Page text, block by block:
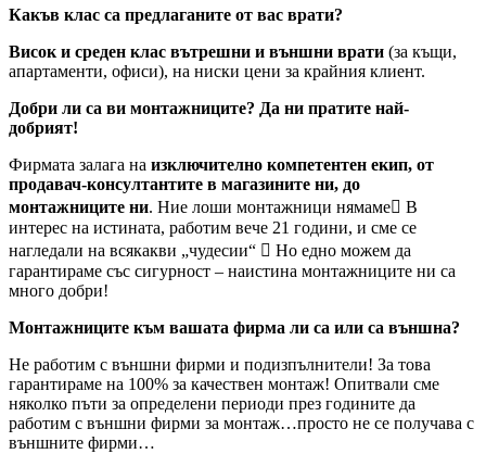
Какъв клас са предлаганите от вас врати?
Висок и среден клас вътрешни и външни врати (за къщи,
апартаменти, офиси), на ниски цени за крайния клиент.
Добри ли са ви монтажниците? Да ни пратите най-
добрият!
Фирмата залага на изключително компетентен екип, от
продавач-консултантите в магазините ни, до
монтажниците ни. Ние лоши монтажници нямаме В
интерес на истината, работим вече 21 години, и сме се
нагледали на всякакви „чудесии“  Но едно можем да
гарантираме със сигурност – наистина монтажниците ни са
много добри!
Монтажниците към вашата фирма ли са или са външна?
Не работим с външни фирми и подизпълнители! За това
гарантираме на 100% за качествен монтаж! Опитвали сме
няколко пъти за определени периоди през годините да
работим с външни фирми за монтаж…просто не се получава с
външните фирми…